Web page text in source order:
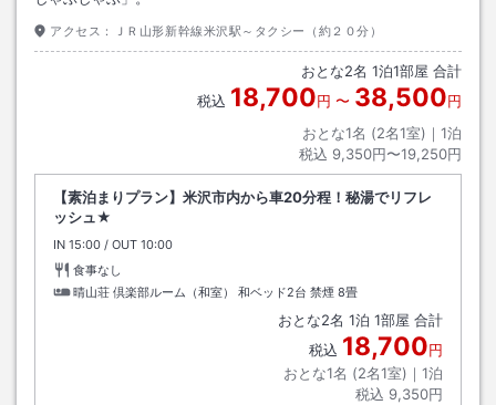
アクセス： ＪＲ山形新幹線米沢駅～タクシー（約２０分）
おとな2名 1泊1部屋 合計
税込 18,700円 〜 38,500円
おとな1名 (2名1室)｜ 1泊
税込 9,350円〜19,250円
【素泊まりプラン】米沢市内から車20分程！秘湯でリフレ
ッシュ★
IN チェックイン
15:00 / OUT チェックアウト
10:00
食事なし
晴山荘 倶楽部ルーム（和室） 和ベッド2台 禁煙 8畳
おとな2名 1泊 1部屋 合計
税込 18,700円
おとな1名 (2名1室)｜ 1泊
税込 9,350円